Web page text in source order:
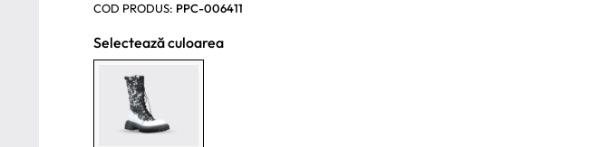
COD PRODUS: PPC-006411
Selectează culoarea